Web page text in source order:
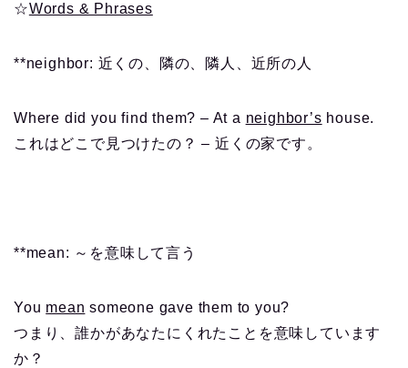
☆Words & Phrases
**neighbor: 近くの、隣の、隣人、近所の人
Where did you find them? – At a neighbor’s house.
これはどこで見つけたの？ – 近くの家です。
**mean: ～を意味して言う
You mean someone gave them to you?
つまり、誰かがあなたにくれたことを意味しています
か？